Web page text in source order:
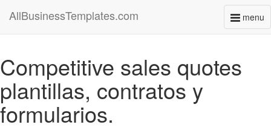
menu
AllBusinessTemplates.com
Competitive sales quotes
plantillas, contratos y
formularios.